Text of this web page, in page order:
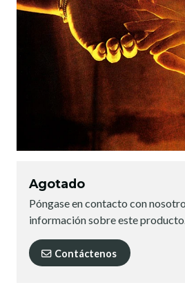
Agotado
Póngase en contacto con
información sobre este
Contáctenos